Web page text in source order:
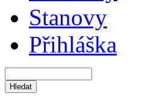
Stanovy
Přihláška